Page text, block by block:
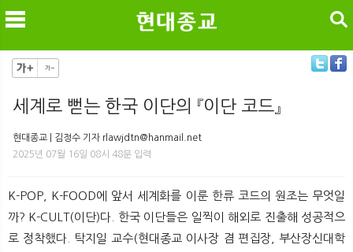
검색
세계로 뻗는 한국 이단의 『이단 코드』
현대종교 | 김정수 기자 rlawjdtn@hanmail.net
2025년 07월 16일 08시 48분 입력
K-POP, K-FOOD에 앞서 세계화를 이룬 한류 코드의 원조는 무엇일
까? K-CULT(이단)다. 한국 이단들은 일찍이 해외로 진출해 성공적으
로 정착했다. 탁지일 교수(현대종교 이사장 겸 편집장, 부산장신대학